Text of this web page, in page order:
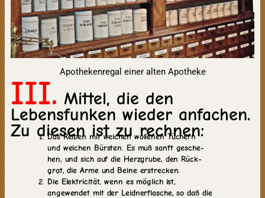
Apothekenregal einer alten Apotheke
III. Mittel, die den
Lebensfunken wieder anfachen.
Zu diesen ist zu rechnen:
Das Reiben mit weichen wollenen Tüchern
und weichen Bürsten. Es muß sanft gesche-
hen, und sich auf die Herzgrube, den Rück-
grat, die Arme und Beine erstrecken.
Die Elektricität, wenn es möglich ist,
angewendet mit der Leidnerflasche, so daß die